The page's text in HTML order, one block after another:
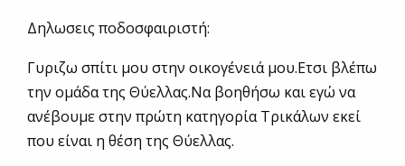
Δηλωσεις ποδοσφαιριστή:
Γυριζω σπίτι μου στην οικογένειά μου.Ετσι βλέπω
την ομάδα της Θύελλας.Να βοηθήσω και εγώ να
ανέβουμε στην πρώτη κατηγορία Τρικάλων εκεί
που είναι η θέση της Θύελλας.